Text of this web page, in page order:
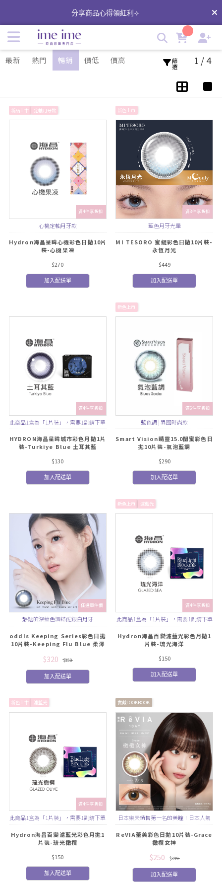
美瞳店
分享商品心得領紅利⟢
最新 熱門 暢銷 價低 價高 篩選 1 / 4
滿4件享折扣
新品上市 定軸月牙款
心機定軸月牙款
Hydron海昌星眸心機彩色日拋10片
裝-心機果凍
$270
加入配送單
滿3件享折扣
新色上市
藍色月牙光暈
MI TESORO 蜜緹彩色日拋10片裝-
永恆月光
$449
加入配送單
滿4件享折扣
此商品1盒為「1片裝」，需要1副請下單
2盒
HYDRON海昌星眸城市彩色月拋1片
裝-Turkiye Blue 土耳其藍
$130
加入配送單
滿6件享折扣
新色上市
藍色調 | 異國時尚款
Smart Vision睛靈15.0閨蜜彩色日
拋10片裝-氣泡藍調
$290
加入配送單
任選單件價
靜謐的深藍色調搭配銀白月牙
oddIs Keeping Series彩色日拋
10片裝-Keeping Flu Blue 柔澤
$320 $350
加入配送單
滿4件享折扣
新色上市 濾藍光
此商品1盒為「1片裝」，需要1副請下單
2盒
Hydron海昌百變濾藍光彩色月拋1
片裝-琉光海洋
$150
加入配送單
滿4件享折扣
新色上市 濾藍光
此商品1盒為「1片裝」，需要1副請下單
2盒
Hydron海昌百變濾藍光彩色月拋1
片裝-琉光橄欖
$150
加入配送單
實戴LOOKBOOK
日本樂天銷售第一名的美瞳！日本人氣
名模ROLA代言♡｜成熟優雅復古綠
ReVIA蕾美彩色日拋10片裝-Grace
橄欖女神
$250 $399
加入配送單